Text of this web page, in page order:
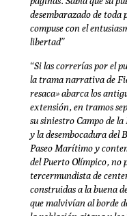
desembarazado de
compuse con el
libertad”
“Si las correrías por el
la trama narrativa de
resaca» abarca los
extensión, en tramos
su siniestro Campo de
y la desembocadura del
Paseo Marítimo y
del Puerto Olímpico, no
tercermundista de
construidas a la buena
que malvivían al borde